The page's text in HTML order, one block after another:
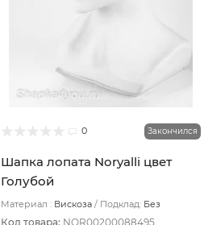
0 Закончился
Шапка лопата Noryalli цвет
Голубой
Материал : Вискоза Подклад: Без
Код товара: NOR00200088495